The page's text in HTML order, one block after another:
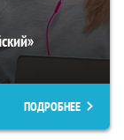
ПОДРОБНЕЕ